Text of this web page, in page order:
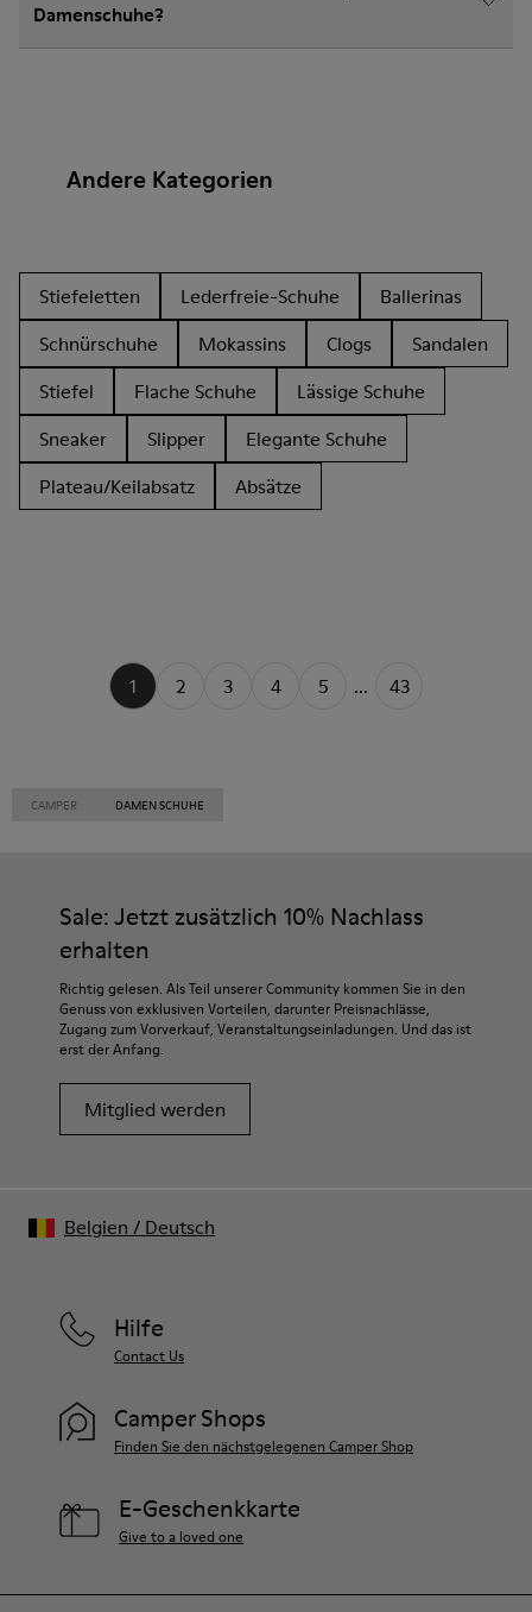
Damenschuhe?
Andere Kategorien
Stiefeletten Lederfreie-Schuhe
Ballerinas
Schnürschuhe
Mokassins Clogs
Sandalen
Stiefel
Flache Schuhe
Lässige Schuhe
Sneaker
Slipper
Elegante Schuhe
Plateau/Keilabsatz
Absätze
1 2 3 4 5 ... 43
CAMPER DAMEN SCHUHE
Sale: Jetzt zusätzlich 10% Nachlass
erhalten
Richtig gelesen. Als Teil unserer Community kommen Sie in den
Genuss von exklusiven Vorteilen, darunter Preisnachlässe,
Zugang zum Vorverkauf, Veranstaltungseinladungen. Und das ist
erst der Anfang.
Mitglied werden
Hilfe
Contact Us
Camper Shops
Finden Sie den nächstgelegenen Camper Shop
E-Geschenkkarte
Give to a loved one
Belgien / Deutsch